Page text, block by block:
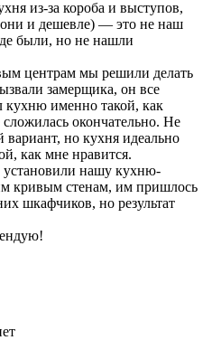
из-за короба и выступов,
они и дешевле) — это не наш
были, но не нашли
центрам мы решили делать
замерщика, он все
кухню именно такой, как
сложилась окончательно. Не
но кухня идеально
как мне нравится.
установили нашу кухню-
кривым стенам, им пришлось
шкафчиков, но результат